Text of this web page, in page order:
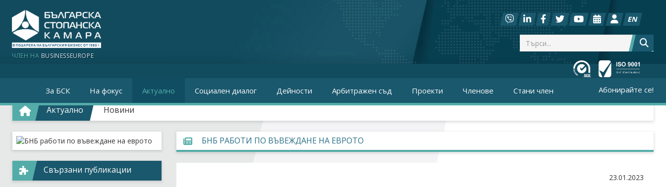
ЧЛЕН НА BUSINESSEUROPE
EN
За БСК На фокус Актуално Социален диалог Дейности Арбитражен съд Проекти Членове Стани член Абонирайте се!
Актуално Новини
БНБ РАБОТИ ПО ВЪВЕЖДАНЕ НА ЕВРОТО
23.01.2023
Свързани публикации